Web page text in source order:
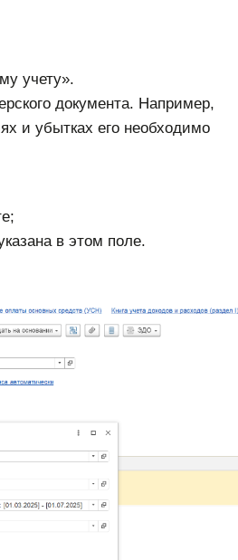
учету».
документа. Например,
и убытках его необходимо
в этом поле.